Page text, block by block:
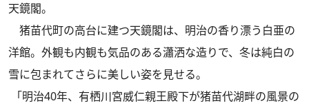
天鏡閣。
猪苗代町の高台に建つ天鏡閣は、明治の香り漂う白亜の
洋館。外観も内観も気品のある瀟洒な造りで、冬は純白の
雪に包まれてさらに美しい姿を見せる。
「明治40年、有栖川宮威仁親王殿下が猪苗代湖畔の風景の